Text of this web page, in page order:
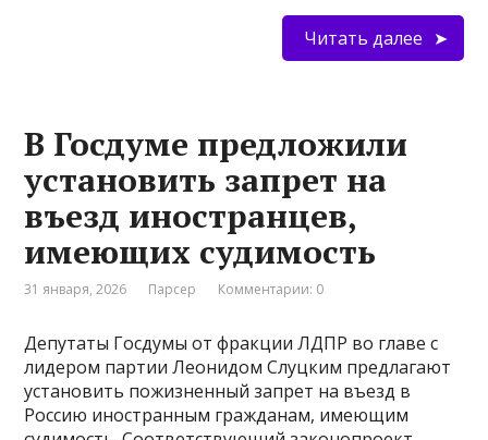
Читать далее
В Госдуме предложили
установить запрет на
въезд иностранцев,
имеющих судимость
31 января, 2026 Парсер Комментарии: 0
Депутаты Госдумы от фракции ЛДПР во главе с
лидером партии Леонидом Слуцким предлагают
установить пожизненный запрет на въезд в
Россию иностранным гражданам, имеющим